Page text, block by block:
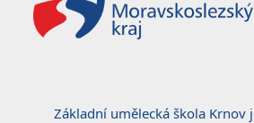
Základní umělecká škola Krnov